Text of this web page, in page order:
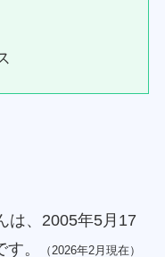
は、2005年5月17
。
（2026年2月現在）